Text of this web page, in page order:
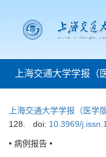
上海交通大学学报（
上海交通大学学报（医学版
128.
doi: 10.3969/
• 病例报告 •